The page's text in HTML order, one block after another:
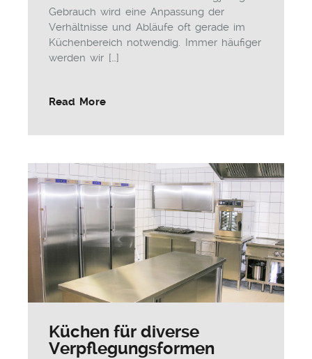
Gebrauch wird eine Anpassung der
Verhältnisse und Abläufe oft gerade im
Küchenbereich notwendig. Immer häufiger
werden wir […]
Read More
Küchen für diverse
Verpflegungsformen